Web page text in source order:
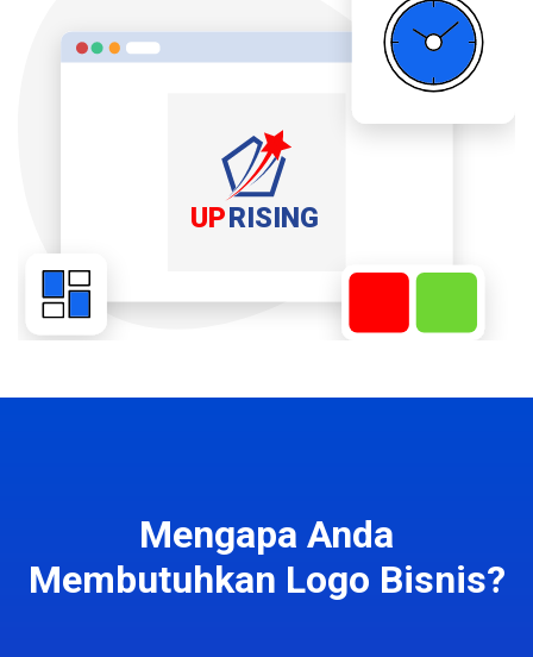
Mengapa Anda
Membutuhkan Logo Bisnis?